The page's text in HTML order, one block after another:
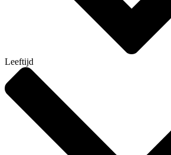
Leeftijd